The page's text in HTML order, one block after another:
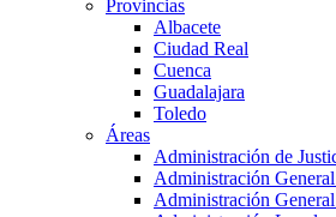
Provincias
Albacete
Ciudad Real
Cuenca
Guadalajara
Toledo
Áreas
Administración de
Administración
Administración